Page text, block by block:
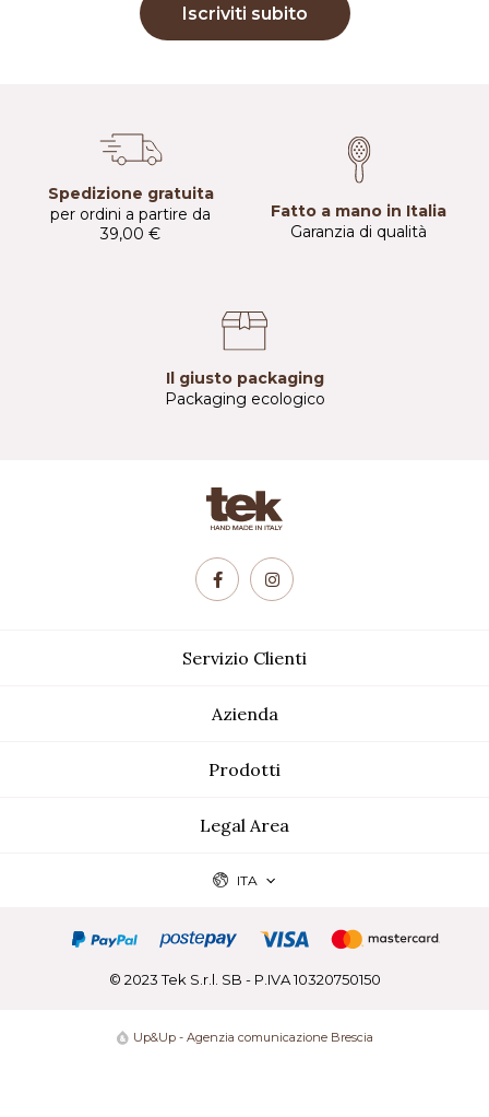
Iscriviti subito
Spedizione gratuita
per ordini a partire da
39,00 €
Fatto a mano in Italia
Garanzia di qualità
Il giusto packaging
Packaging ecologico
Servizio Clienti
Legal Area
Azienda
Prodotti
ITA
© 2023 Tek S.r.l. SB - P.IVA 10320750150
Up&Up - Agenzia comunicazione Brescia